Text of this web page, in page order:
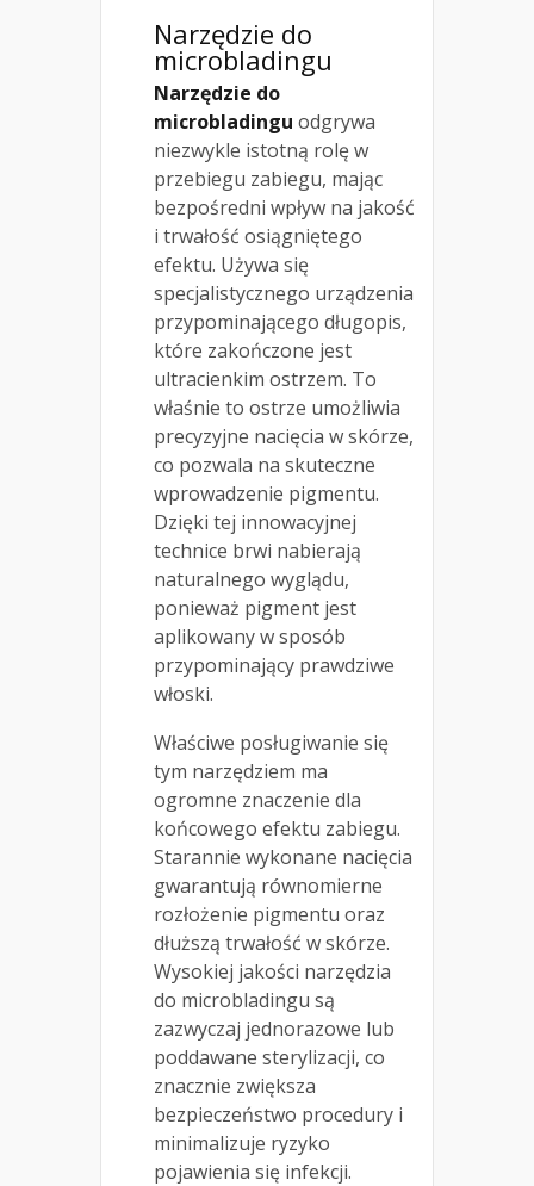
Narzędzie do
microbladingu
Narzędzie do
microbladingu odgrywa
niezwykle istotną rolę w
przebiegu zabiegu, mając
bezpośredni wpływ na jakość
i trwałość osiągniętego
efektu. Używa się
specjalistycznego urządzenia
przypominającego długopis,
które zakończone jest
ultracienkim ostrzem. To
właśnie to ostrze umożliwia
precyzyjne nacięcia w skórze,
co pozwala na skuteczne
wprowadzenie pigmentu.
Dzięki tej innowacyjnej
technice brwi nabierają
naturalnego wyglądu,
ponieważ pigment jest
aplikowany w sposób
przypominający prawdziwe
włoski.
Właściwe posługiwanie się
tym narzędziem ma
ogromne znaczenie dla
końcowego efektu zabiegu.
Starannie wykonane nacięcia
gwarantują równomierne
rozłożenie pigmentu oraz
dłuższą trwałość w skórze.
Wysokiej jakości narzędzia
do microbladingu są
zazwyczaj jednorazowe lub
poddawane sterylizacji, co
znacznie zwiększa
bezpieczeństwo procedury i
minimalizuje ryzyko
pojawienia się infekcji.